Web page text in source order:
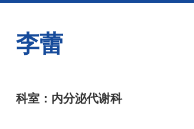
李蕾
科室：内分泌代谢科